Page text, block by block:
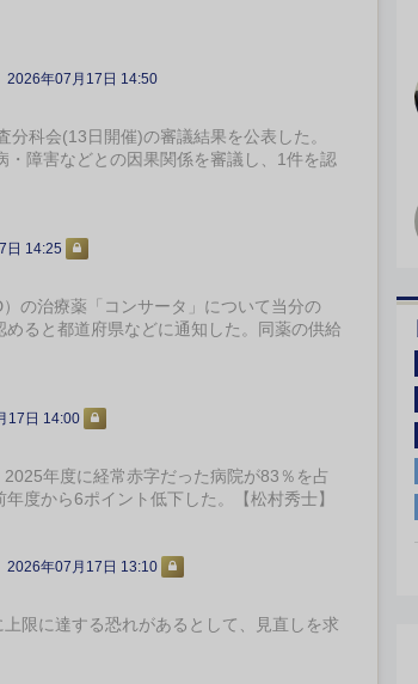
2026年07月17日 14:50
科会(13日開催)の審議結果を公表した。
障害などとの因果関係を審議し、1件を認
日 14:25
の治療薬「コンサータ」について当分の
ると都道府県などに通知した。同薬の供給
17日 14:00
年度に経常赤字だった病院が83％を占
度から6ポイント低下した。【松村秀士】
2026年07月17日 13:10
限に達する恐れがあるとして、見直しを求